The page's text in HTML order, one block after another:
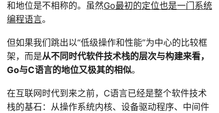
和地位是不相称的。虽然Go最初的定位也是一门系统
编程语言。
但如果我们跳出以“低级操作和性能”为中心的比较框
架，而是从不同时代软件技术栈的层次与构建来看，
Go与C语言的地位又极其的相似。
在互联网时代到来之前，C语言已经是整个软件技术
栈的基石：从操作系统内核、设备驱动程序、中间件